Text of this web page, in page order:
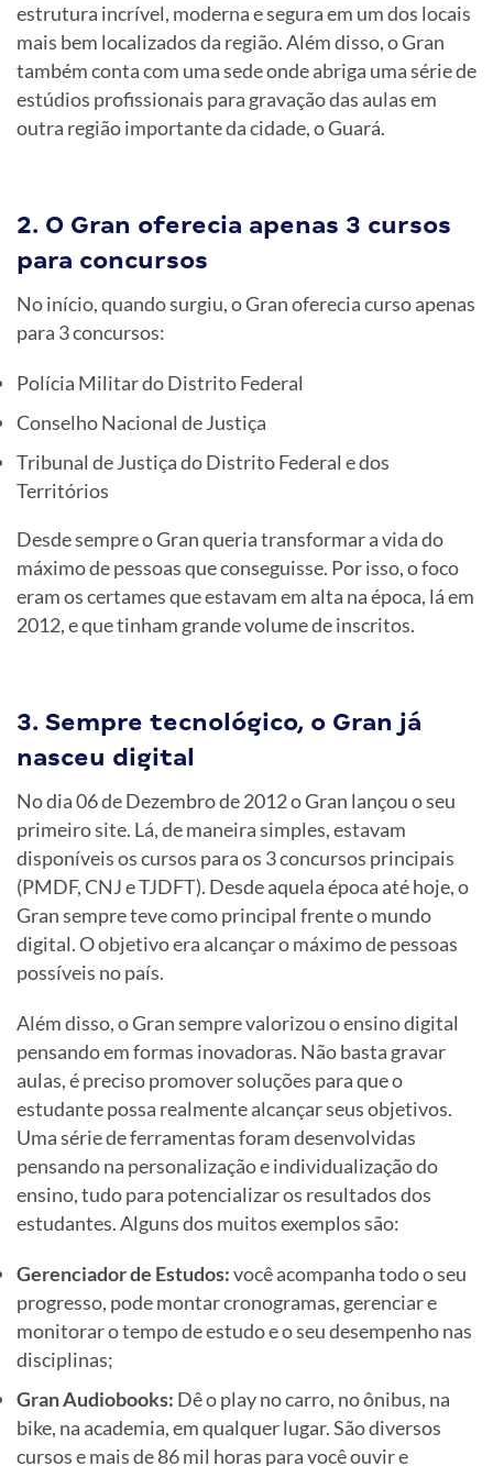
estrutura incrível, moderna e segura em um dos locais
mais bem localizados da região. Além disso, o Gran
também conta com uma sede onde abriga uma série de
estúdios profissionais para gravação das aulas em
outra região importante da cidade, o Guará.
2. O Gran oferecia apenas 3 cursos
para concursos
No início, quando surgiu, o Gran oferecia curso apenas
para 3 concursos:
Polícia Militar do Distrito Federal
Conselho Nacional de Justiça
Tribunal de Justiça do Distrito Federal e dos
Territórios
Desde sempre o Gran queria transformar a vida do
máximo de pessoas que conseguisse. Por isso, o foco
eram os certames que estavam em alta na época, lá em
2012, e que tinham grande volume de inscritos.
3. Sempre tecnológico, o Gran já
nasceu digital
No dia 06 de Dezembro de 2012 o Gran lançou o seu
primeiro site. Lá, de maneira simples, estavam
disponíveis os cursos para os 3 concursos principais
(PMDF, CNJ e TJDFT). Desde aquela época até hoje, o
Gran sempre teve como principal frente o mundo
digital. O objetivo era alcançar o máximo de pessoas
possíveis no país.
Além disso, o Gran sempre valorizou o ensino digital
pensando em formas inovadoras. Não basta gravar
aulas, é preciso promover soluções para que o
estudante possa realmente alcançar seus objetivos.
Uma série de ferramentas foram desenvolvidas
pensando na personalização e individualização do
ensino, tudo para potencializar os resultados dos
estudantes. Alguns dos muitos exemplos são:
Gerenciador de Estudos:você acompanha todo o seu
progresso, pode montar cronogramas, gerenciar e
monitorar o tempo de estudo e o seu desempenho nas
disciplinas;
Gran Audiobooks: Dê o play no carro, no ônibus, na
bike, na academia, em qualquer lugar. São diversos
cursos e mais de 86 mil horas para você ouvir e